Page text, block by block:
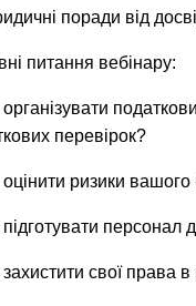
поради від
питання вебінару:
перевірок?
оцінити ризики
підготувати персонал
захистити свої права